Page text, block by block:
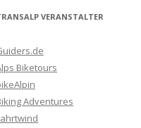
VERANSTALTER
Biketours
Adventures